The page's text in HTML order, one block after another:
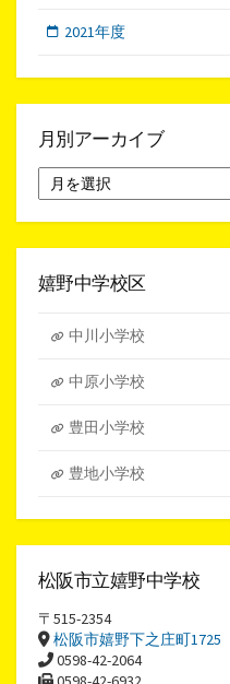
2021年度
月別アーカイブ
別
ア
イ
嬉野中学校区
中川小学校
中原小学校
豊田小学校
豊地小学校
松阪市立嬉野中学校
〒515-2354
松阪市嬉野下之庄町1725
0598-42-2064